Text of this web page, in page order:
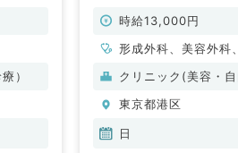
）
常勤）時給13,000円
形成外科、美容外科
容皮膚科
クリニック(美容・自
東京都港区
日